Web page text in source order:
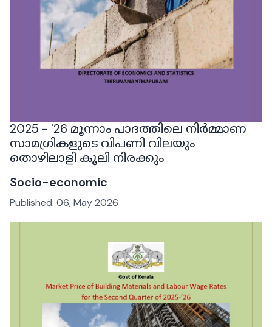
2025 - '26 മൂന്നാം പാദത്തിലെ നിർമ്മാണ
സാമഗ്രികളുടെ വിപണി വിലയും
തൊഴിലാളി കൂലി നിരക്കും
Socio-economic
Published: 06, May 2026